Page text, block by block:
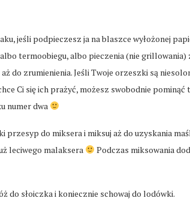
jeśli podpieczesz ja na blaszce wyłożonej
termoobiegu, albo pieczenia (nie grillowania)
do zrumienienia. Jeśli Twoje orzeszki są
Ci się ich prażyć, możesz swobodnie
numer dwa
do miksera i miksuj aż do uzyskania
leciwego malaksera
Podczas miksowania
do słoiczka i koniecznie schowaj do lodówki.